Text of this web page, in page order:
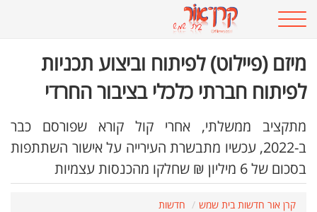
מיזם (פיילוט) לפיתוח וביצוע תכניות
לפיתוח חברתי כלכלי בציבור החרדי
מתקציב ממשלתי, אחרי קול קורא שפורסם כבר
ב-2022, עכשיו מתבשרת העירייה על אישור השתתפות
בסכום של 6 מיליון ₪ שחלקו מהכנסות עצמיות
קרן אור חדשות בית שמש חדשות